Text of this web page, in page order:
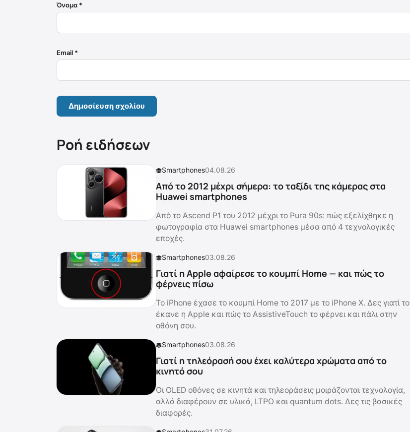
Όνομα *
Email *
Ροή ειδήσεων
Smartphones04.08.26
Από το 2012 μέχρι σήμερα: το ταξίδι της κάμερας στα
Huawei smartphones
Από το Ascend P1 του 2012 μέχρι το Pura 90s: πώς εξελίχθηκε η
φωτογραφία στα Huawei smartphones μέσα από 4 τεχνολογικές
εποχές.
Smartphones03.08.26
Γιατί η Apple αφαίρεσε το κουμπί Home — και πώς το
φέρνεις πίσω
Το iPhone έχασε το κουμπί Home το 2017 με το iPhone X. Δες γιατί το
έκανε η Apple και πώς το AssistiveTouch το φέρνει και πάλι στην
οθόνη σου.
Smartphones03.08.26
Γιατί η τηλεόρασή σου έχει καλύτερα χρώματα από το
κινητό σου
Οι OLED οθόνες σε κινητά και τηλεοράσεις μοιράζονται τεχνολογία,
αλλά διαφέρουν σε υλικά, LTPO και quantum dots. Δες τις βασικές
διαφορές.